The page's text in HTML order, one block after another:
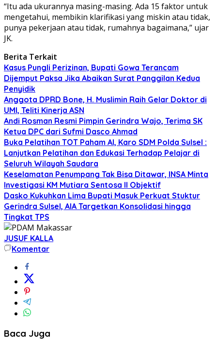
“Itu ada ukurannya masing-masing. Ada 15 faktor untuk
mengetahui, membikin klarifikasi yang miskin atau tidak,
punya pekerjaan atau tidak, rumahnya bagaimana,” ujar
JK.
Berita Terkait
Kasus Pungli Perizinan, Bupati Gowa Terancam
Dijemput Paksa Jika Abaikan Surat Panggilan Kedua
Penyidik
Anggota DPRD Bone, H. Muslimin Raih Gelar Doktor di
UMI, Teliti Kinerja ASN
Andi Rosman Resmi Pimpin Gerindra Wajo, Terima SK
Ketua DPC dari Sufmi Dasco Ahmad
Buka Pelatihan TOT Paham AI, Karo SDM Polda Sulsel :
Lanjutkan Pelatihan dan Edukasi Terhadap Pelajar di
Seluruh Wilayah Saudara
Keselamatan Penumpang Tak Bisa Ditawar, INSA Minta
Investigasi KM Mutiara Sentosa II Objektif
Dasko Kukuhkan Lima Bupati Masuk Perkuat Stuktur
Gerindra Sulsel, AIA Targetkan Konsolidasi hingga
Tingkat TPS
JUSUF KALLA
Komentar
Baca Juga